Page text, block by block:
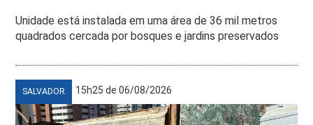
Unidade está instalada em uma área de 36 mil metros
quadrados cercada por bosques e jardins preservados
SALVADOR 15h25 de 06/08/2026